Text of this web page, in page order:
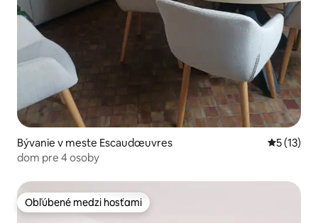
Bývanie v meste Escaudœuvres
5 (13)
dom pre 4 osoby
Obľúbené medzi hosťami
Obľúbené medzi hosťami